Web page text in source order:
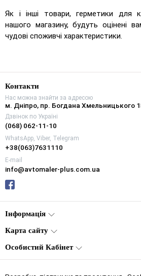
Як і інші товари, герметики для
нашого магазину, будуть оцінені
чудові споживчі характеристики.
Контакти
Нас можна знайти за адресою
м. Дніпро, пр. Богдана Хмельницького
Дзвінок по Україні
(068) 062-11-10
WhatsApp, Viber, Telegram
+38(063)7631110
E-mail
info@avtomaler-plus.com.ua
Інформація
Карта сайту
Особистий Кабінет